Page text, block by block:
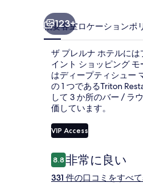
リ
ー
123+
概要客室ロケーションポ
ザ プレルナ ホテルに
イント ショッピング
はディープティシュー
の 1 つであるTriton
して 3 か所のバー / ラ
価しています。
VIP Access
口
コ
ミ
8.810段階中8.8
非常に良い
331 件の口コミをすべ